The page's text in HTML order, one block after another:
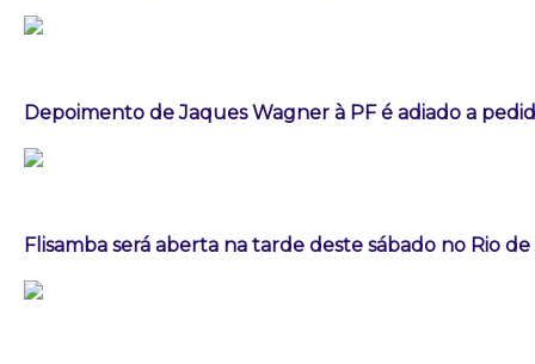
Depoimento de Jaques Wagner à PF é adiado a
Flisamba será aberta na tarde deste sábado no Rio